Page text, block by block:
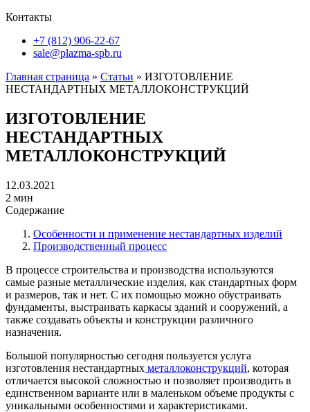
Контакты
+7 (812) 906-22-67
sale@plazma-spb.ru
Главная страница » Статьи » ИЗГОТОВЛЕНИЕ
НЕСТАНДАРТНЫХ МЕТАЛЛОКОНСТРУКЦИЙ
ИЗГОТОВЛЕНИЕ
НЕСТАНДАРТНЫХ
МЕТАЛЛОКОНСТРУКЦИЙ
12.03.2021
2 мин
Содержание
Особенности и применение нестандартных изделий
Производственный процесс
В процессе строительства и производства используются
самые разные металлические изделия, как стандартных форм
и размеров, так и нет. С их помощью можно обустраивать
фундаменты, выстраивать каркасы зданий и сооружений, а
также создавать объекты и конструкции различного
назначения.
Большой популярностью сегодня пользуется услуга
изготовления нестандартных металлоконструкций, которая
отличается высокой сложностью и позволяет производить в
единственном варианте или в маленьком объеме продукты с
уникальными особенностями и характеристиками.